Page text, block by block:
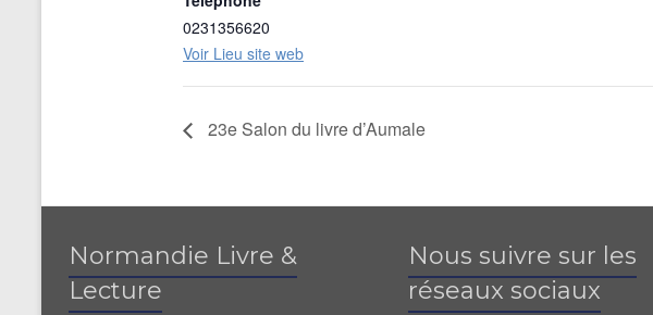
0231356620
Voir Lieu site web
23e Salon du livre d’Aumale
Normandie Livre &
Lecture
Nous suivre sur les
réseaux sociaux